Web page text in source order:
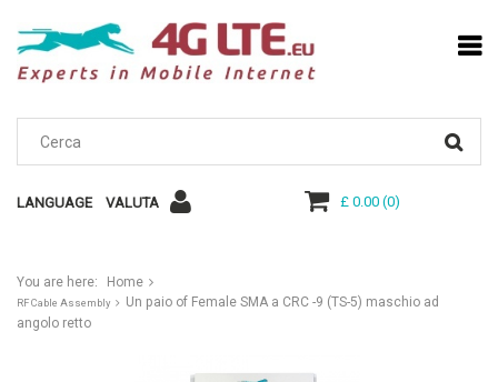
LANGUAGE VALUTA £ 0.00(0)
You are here: Home
RF Cable Assembly
Un paio of Female SMA a CRC -9 (TS-5) maschio ad
angolo retto